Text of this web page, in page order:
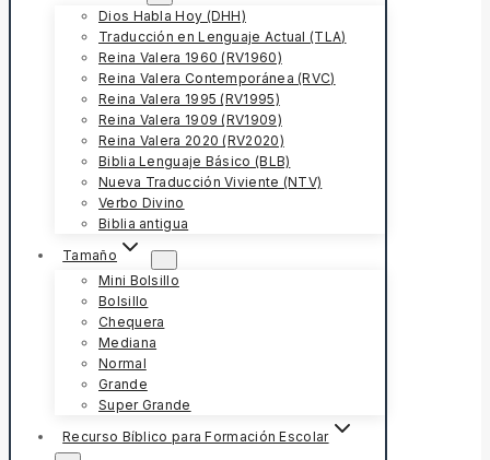
Dios Habla Hoy (DHH)
Traducción en Lenguaje Actual (TLA)
Reina Valera 1960 (RV1960)
Reina Valera Contemporánea (RVC)
Reina Valera 1995 (RV1995)
Reina Valera 1909 (RV1909)
Reina Valera 2020 (RV2020)
Biblia Lenguaje Básico (BLB)
Nueva Traducción Viviente (NTV)
Verbo Divino
Biblia antigua
Tamaño
Mini Bolsillo
Bolsillo
Chequera
Mediana
Normal
Grande
Super Grande
Recurso Bíblico para Formación Escolar